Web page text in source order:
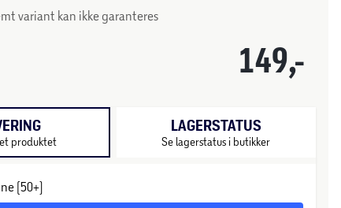
variant kan ikke garanteres
149,-
produktet
LAGERSTATUS
Se lagerstatus i butikker
(50+)